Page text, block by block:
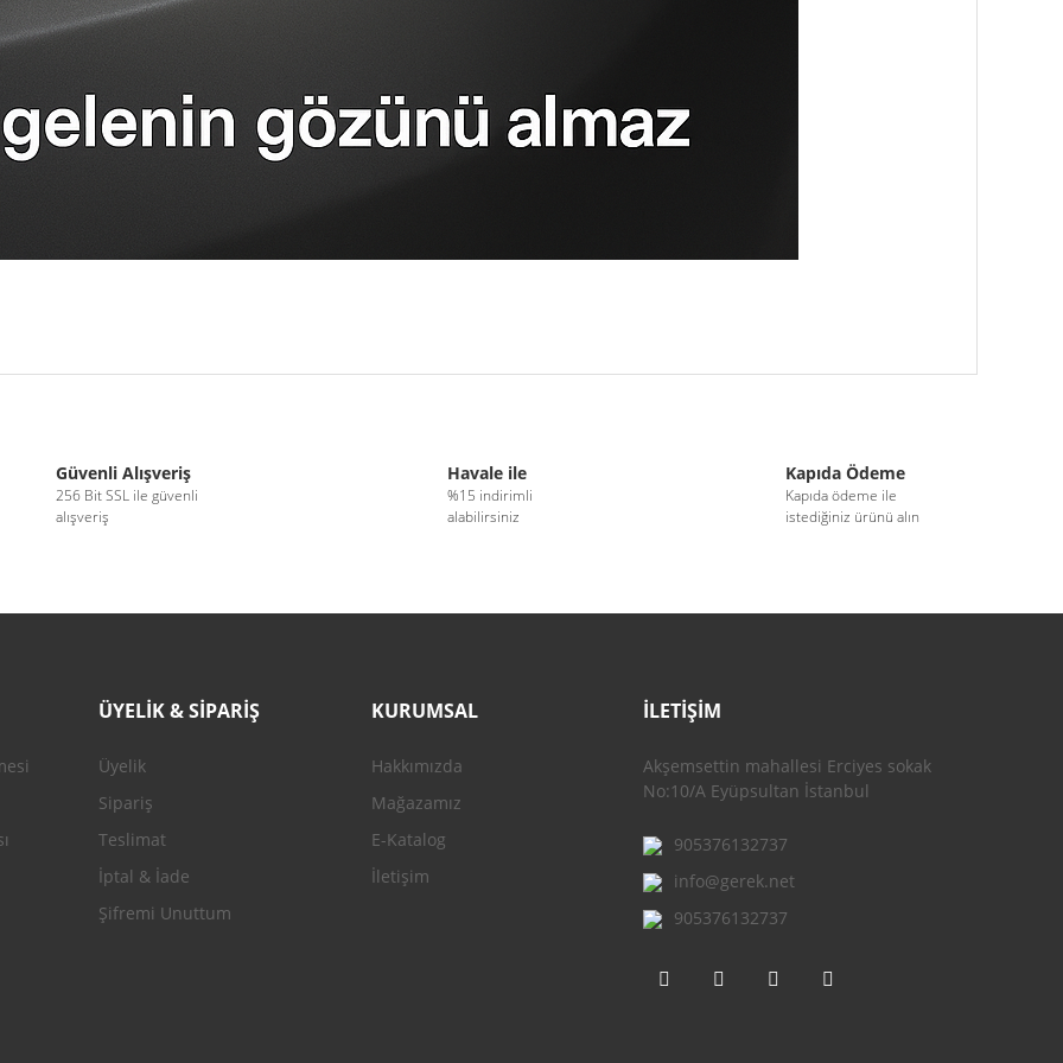
Güvenli Alışveriş
256 Bit SSL ile güvenli
alışveriş
Havale ile
%15 indirimli
alabilirsiniz
Kapıda Ödeme
Kapıda ödeme ile
istediğiniz ürünü alın
ÜYELİK & SİPARİŞ
Üyelik
Sipariş
Teslimat
İptal & İade
Şifremi Unuttum
KURUMSAL
Hakkımızda
Mağazamız
E-Katalog
İletişim
İLETİŞİM
Akşemsettin mahallesi Erciyes sokak
No:10/A Eyüpsultan İstanbul
905376132737
info@gerek.net
905376132737